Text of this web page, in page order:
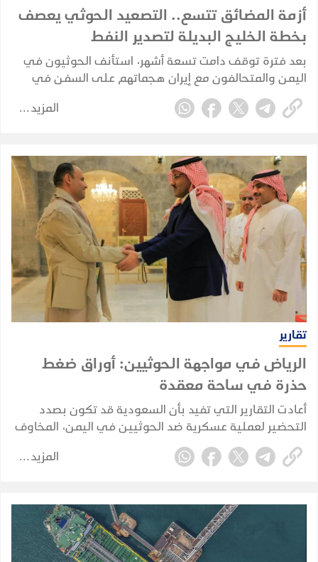
أزمة المضائق تتسع.. التصعيد الحوثي يعصف
بخطة الخليج البديلة لتصدير النفط
بعد فترة توقف دامت تسعة أشهر، استأنف الحوثيون في
اليمن والمتحالفون مع إيران هجماتهم على السفن في
خصمهم القديم، المملكة العربية السعودية.
المزيد
تقارير
الرياض في مواجهة الحوثيين: أوراق ضغط
حذرة في ساحة معقدة
أعادت التقارير التي تفيد بأن السعودية قد تكون بصدد
التحضير لعملية عسكرية ضد الحوثيين في اليمن، المخاوف
من أن تنجر الرياض مجددًا إلى حرب برية مباشرة. لكن الأدلة
المتوفرة حاليًا تشير إلى تخطيط احترازي وإعادة تموضع
المزيد